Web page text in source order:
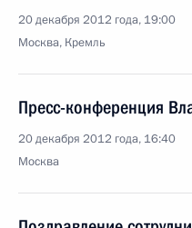
20 декабря 2012 года, 19:00
Москва, Кремль
Пресс-конференция
20 декабря 2012 года, 16:40
Москва